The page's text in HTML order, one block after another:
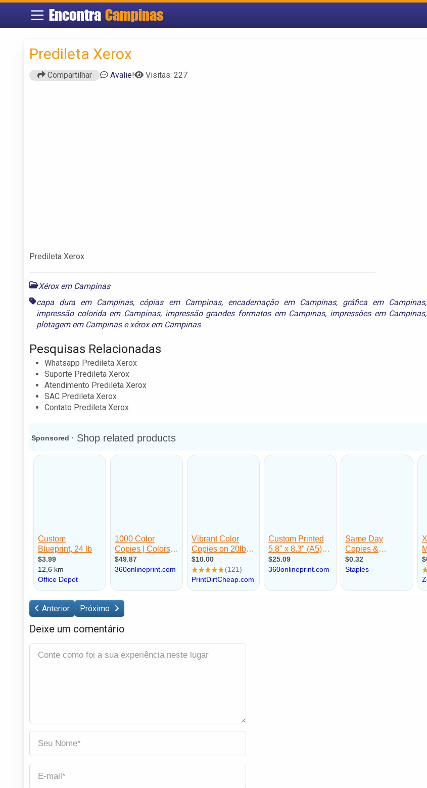
EncontraCampinas
Predileta Xerox
Compartilhar Avalie! Visitas: 227
Predileta Xerox
Xérox em Campinas
capa dura em Campinas, cópias em Campinas, encadernação em Campinas, gráfica em Campinas,
impressão colorida em Campinas, impressão grandes formatos em Campinas, impressões em Campinas,
plotagem em Campinasexérox em Campinas
Pesquisas Relacionadas
Whatsapp Predileta Xerox
Suporte Predileta Xerox
Atendimento Predileta Xerox
SAC Predileta Xerox
Contato Predileta Xerox
Anterior Próximo
Deixe um comentário